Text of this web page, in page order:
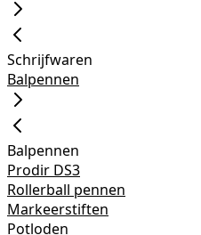
Schrijfwaren
Balpennen
Balpennen
Prodir DS3
Rollerball pennen
Markeerstiften
Potloden